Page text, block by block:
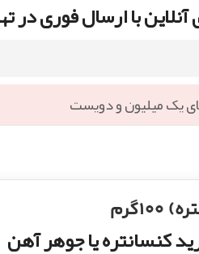
با ارسال فوری در
یک میلیون و دویست
کنسانتره یا جوهر آهن